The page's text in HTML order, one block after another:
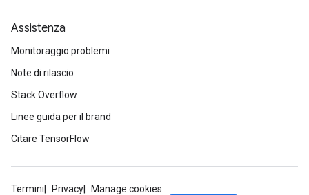
Assistenza
Monitoraggio problemi
Note di rilascio
Stack Overflow
Linee guida per il brand
Citare TensorFlow
Termini Privacy
Manage cookies